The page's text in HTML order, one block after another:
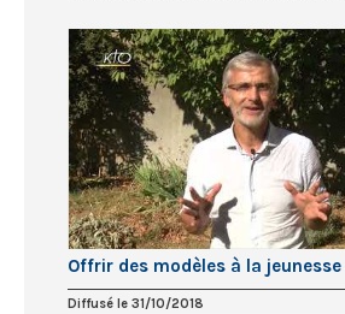
Offrir des modèles à la jeunesse
Diffusé le 31/10/2018